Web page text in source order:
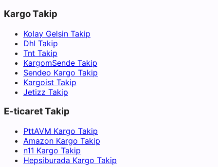
Kargo Takip
Kolay Gelsin Takip
Dhl Takip
Tnt Takip
KargomSende Takip
Sendeo Kargo Takip
Kargoist Takip
Jetizz Takip
E-ticaret Takip
PttAVM Kargo Takip
Amazon Kargo Takip
n11 Kargo Takip
Hepsiburada Kargo Takip